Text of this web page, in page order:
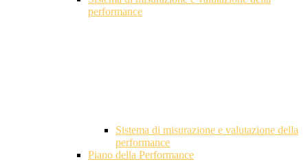
performance
Sistema di misurazione e valutazione della
performance
Piano della Performance